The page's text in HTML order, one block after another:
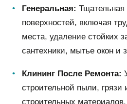
Генеральная: Тщательная
поверхностей, включая
места, удаление стойких
сантехники, мытье окон и
Клининг После Ремонта:
строительной пыли, грязи
строительных